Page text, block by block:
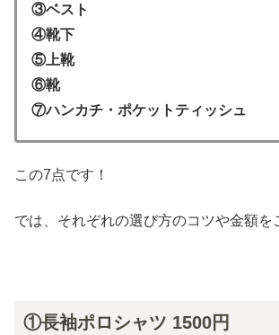
③ベスト
④靴下
⑤上靴
⑥靴
⑦ハンカチ・ポケットティッシュ
この7点です！
では、それぞれの選び方のコツや金額を
①長袖ポロシャツ 1500円